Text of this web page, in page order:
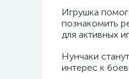
Игрушка
познакомить
для активных
Нунчаки
интерес к